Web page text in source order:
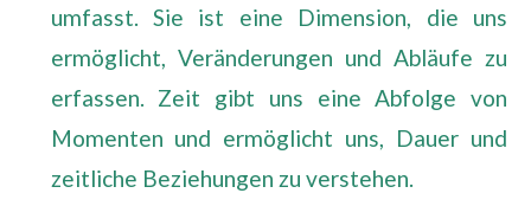
umfasst. Sie ist eine Dimension, die uns
ermöglicht, Veränderungen und Abläufe zu
erfassen. Zeit gibt uns eine Abfolge von
Momenten und ermöglicht uns, Dauer und
zeitliche Beziehungen zu verstehen.